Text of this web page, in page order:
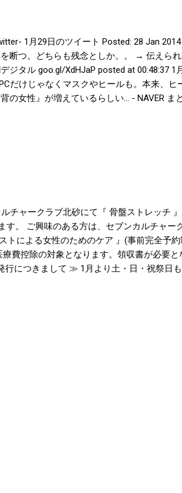
1月29日のツイート Posted: 28 Jan
断つ。どちらも残念としか。。 → 伝えら
ジタル goo.gl/XdHJaP posted at 00:48:37 1
だけじゃなくマスクやヒールも。本来、
の女性』が増えているらしい… - NAVER ま
、「水平な線」にして、選管をびっくりさ
19YzxLc posted at 19:21:58 2月末まで
4,000円（通常6,000円）にて受けられます
トレッチ』（セブンカルチャークラブ...
チャークラブ北砂にて『 骨盤ストレッチ
す。 ご興味のある方は、セブンカルチャー
トによる女性のためのケア 』(事前完全予
費控除の対象となります。領収書が必要
行につきまして ≫ 1月より土・日・祝祭日